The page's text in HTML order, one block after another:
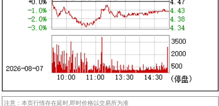
注意：本页行情存在延时,即时价格以交易所为准